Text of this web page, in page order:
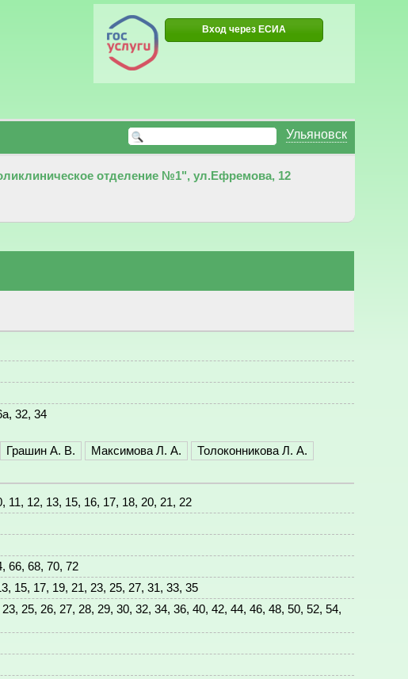
Вход через ЕСИА
Ульяновск
отделение №1", ул.Ефремова, 12
32, 34
Грашин А. В. Максимова Л. А. Толоконникова Л. А.
11, 12, 13, 15, 16, 17, 18, 20, 21, 22
66, 68, 70, 72
15, 17, 19, 21, 23, 25, 27, 31, 33, 35
25, 26, 27, 28, 29, 30, 32, 34, 36, 40, 42, 44, 46, 48, 50, 52, 54,